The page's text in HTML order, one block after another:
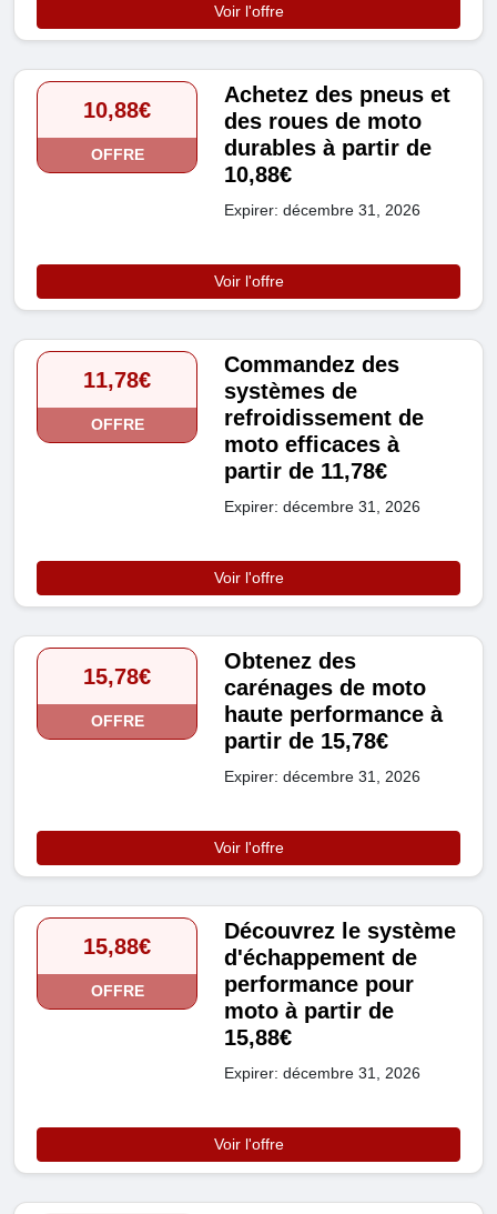
Voir l'offre
10,88€
OFFRE
Achetez des pneus et
des roues de moto
durables à partir de
10,88€
Expirer: décembre 31, 2026
Voir l'offre
11,78€
OFFRE
Commandez des
systèmes de
refroidissement de
moto efficaces à
partir de 11,78€
Expirer: décembre 31, 2026
Voir l'offre
15,78€
OFFRE
Obtenez des
carénages de moto
haute performance à
partir de 15,78€
Expirer: décembre 31, 2026
Voir l'offre
15,88€
OFFRE
Découvrez le système
d'échappement de
performance pour
moto à partir de
15,88€
Expirer: décembre 31, 2026
Voir l'offre